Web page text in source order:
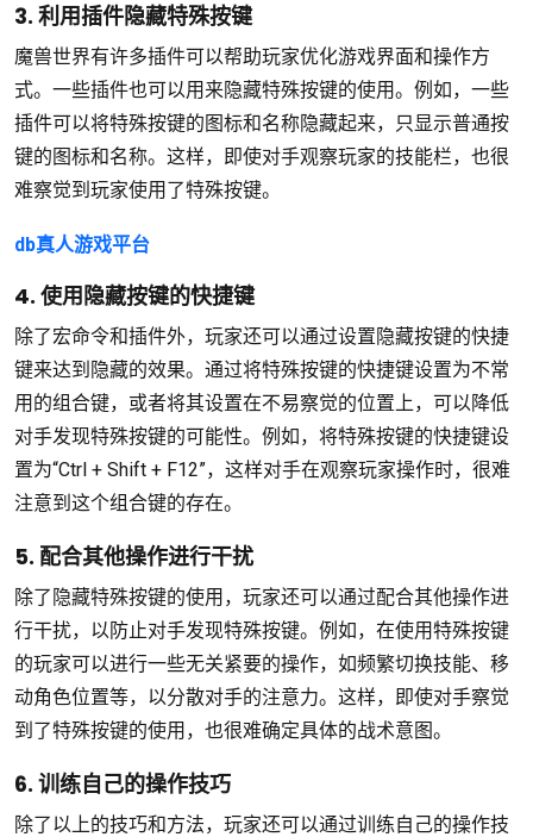
3. 利用插件隐藏特殊按键
魔兽世界有许多插件可以帮助玩家优化游戏界面和操作方
式。一些插件也可以用来隐藏特殊按键的使用。例如，一些
插件可以将特殊按键的图标和名称隐藏起来，只显示普通按
键的图标和名称。这样，即使对手观察玩家的技能栏，也很
难察觉到玩家使用了特殊按键。
db真人游戏平台
4. 使用隐藏按键的快捷键
除了宏命令和插件外，玩家还可以通过设置隐藏按键的快捷
键来达到隐藏的效果。通过将特殊按键的快捷键设置为不常
用的组合键，或者将其设置在不易察觉的位置上，可以降低
对手发现特殊按键的可能性。例如，将特殊按键的快捷键设
置为“Ctrl + Shift + F12”，这样对手在观察玩家操作时，很难
注意到这个组合键的存在。
5. 配合其他操作进行干扰
除了隐藏特殊按键的使用，玩家还可以通过配合其他操作进
行干扰，以防止对手发现特殊按键。例如，在使用特殊按键
的玩家可以进行一些无关紧要的操作，如频繁切换技能、移
动角色位置等，以分散对手的注意力。这样，即使对手察觉
到了特殊按键的使用，也很难确定具体的战术意图。
6. 训练自己的操作技巧
除了以上的技巧和方法，玩家还可以通过训练自己的操作技